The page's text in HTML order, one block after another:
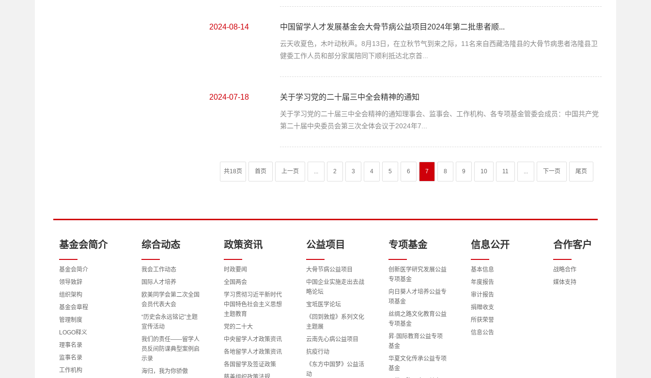
2024-08-14 中国留学人才发展基金会大骨节病公益项目2024年第二批患者顺...
云天收夏色，木叶动秋声。8月13日，在立秋节气到来之际，11名来自西藏洛隆县的大骨节病患者洛隆县卫
健委工作人员和部分家属陪同下顺利抵达北京首...
2024-07-18 关于学习党的二十届三中全会精神的通知
关于学习党的二十届三中全会精神的通知理事会、监事会、工作机构、各专项基金管委会成员：中国共产党
第二十届中央委员会第三次全体会议于2024年7...
共18页 首页 上一页 ... 2 3 4 5 6 7 8 9 10 11 ... 下一页 尾页
基金会简介
基金会简介
领导致辞
组织架构
基金会章程
管理制度
LOGO释义
理事名录
监事名录
工作机构
综合动态
我会工作动态
国际人才培养
欧美同学会第二次全国
会员代表大会
“历史会永远铭记”主题
宣传活动
我们的责任——留学人
员反间防谍典型案例启
示录
海归，我为你骄傲
政策资讯
时政要闻
全国两会
学习贯彻习近平新时代
中国特色社会主义思想
主题教育
党的二十大
中央留学人才政策资讯
各地留学人才政策资讯
各国留学及签证政策
公益项目
大骨节病公益项目
中国企业实施走出去战
略论坛
宝坻医学论坛
《回到敦煌》系列文化
主题展
云南先心病公益项目
抗疫行动
《东方中国梦》公益活
动
专项基金
创新医学研究发展公益
专项基金
向日葵人才培养公益专
项基金
丝绸之路文化教育公益
专项基金
昇·国际教育公益专项
基金
华夏文化传承公益专项
基金
信息公开
基本信息
年度报告
审计报告
捐赠收支
所获荣誉
信息公告
合作客户
战略合作
媒体支持